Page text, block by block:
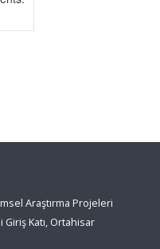
Araştırma Projeleri
Katı, Ortahisar